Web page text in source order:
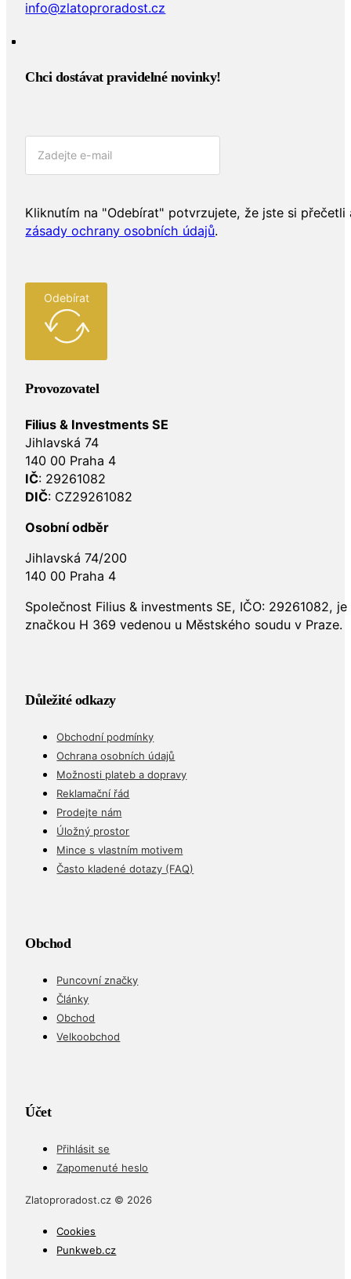
info@zlatoproradost.cz
Chci dostávat pravidelné novinky!​
Kliknutím na "Odebírat" potvrzujete, že jste si přečetli
zásady ochrany osobních údajů.
Odebírat
Provozovatel
Filius & Investments SE
Jihlavská 74
140 00 Praha 4
IČ: 29261082
DIČ: CZ29261082
Osobní odběr
Jihlavská 74/200
140 00 Praha 4
Společnost Filius & investments SE, IČO: 29261082,
značkou H 369 vedenou u Městského soudu v Praze.
Důležité odkazy
Obchodní podmínky
Ochrana osobních údajů
Možnosti plateb a dopravy
Reklamační řád
Prodejte nám
Úložný prostor
Mince s vlastním motivem
Často kladené dotazy (FAQ)
Obchod
Puncovní značky
Články
Obchod
Velkoobchod
Účet
Přihlásit se
Zapomenuté heslo
Zlatoproradost.cz © 2026
Cookies
Punkweb.cz